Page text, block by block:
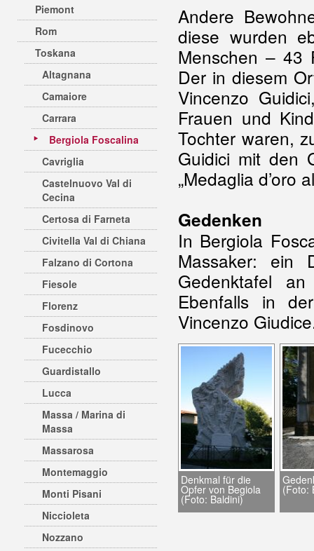
Piemont
Rom
Toskana
Altagnana
Camaiore
Carrara
Bergiola Foscalina
Cavriglia
Castelnuovo Val di
Cecina
Certosa di Farneta
Civitella Val di Chiana
Falzano di Cortona
Fiesole
Florenz
Fosdinovo
Fucecchio
Guardistallo
Lucca
Massa / Marina di
Massa
Massarosa
Montemaggio
Monti Pisani
Niccioleta
Nozzano
Andere
diese wurden
Menschen – 43
Der in diesem
Vincenzo
Frauen und
Tochter waren,
Guidici mit den
„Medaglia d’oro
Gedenken
In Bergiola
Massaker: ein
Gedenktafel
Ebenfalls in
Vincenzo
Denkmal für die
Opfer von Begiola
(Foto: Baldini)
(Foto: